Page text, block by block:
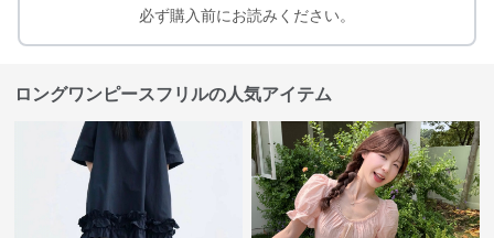
必ず購入前にお読みください。
ロングワンピースフリルの人気アイテム